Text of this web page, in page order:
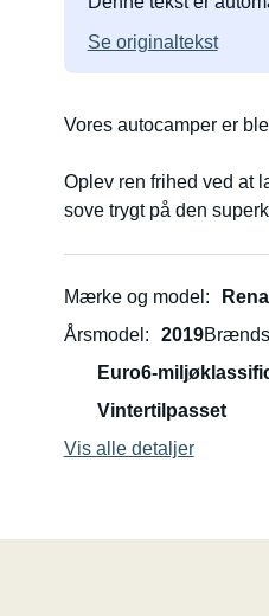
Se originaltekst
Vores autocamper er
Oplev ren frihed ved at
sove trygt på den
Mærke og model
Årsmodel
2019
Euro6-
Vintertilpasset
Vis alle detaljer